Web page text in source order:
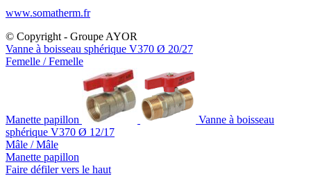
www.somatherm.fr
© Copyright - Groupe AYOR
Vanne à boisseau sphérique V370 Ø 20/27
Femelle / Femelle
Manette papillon
Vanne à boisseau
sphérique V370 Ø 12/17
Mâle / Mâle
Manette papillon
Faire défiler vers le haut